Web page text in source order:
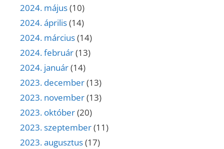
2024. május(10)
2024. április(14)
2024. március(14)
2024. február(13)
2024. január(14)
2023. december(13)
2023. november(13)
2023. október(20)
2023. szeptember(11)
2023. augusztus(17)